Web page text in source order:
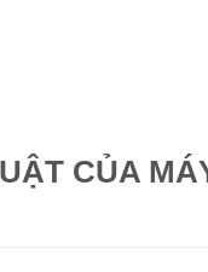
CỦA